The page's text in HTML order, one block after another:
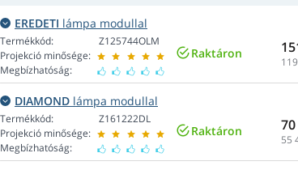
EREDETI lámpa modullal
Termékkód:
Projekció minősége:
Megbízhatóság:
Z125744OLM
Raktáron
DIAMOND lámpa modullal
Termékkód:
Projekció minősége:
Megbízhatóság:
Z161222DL
Raktáron
55